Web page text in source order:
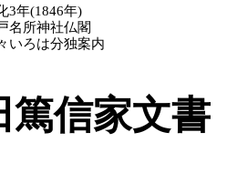
3年(1846年)
名所神社仏閣
いろは分独案内
篤信家文